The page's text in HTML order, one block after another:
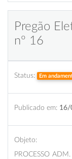
Pregão
nº 16
Status: Em
Publicado em: 16/
Objeto:
PROCESSO